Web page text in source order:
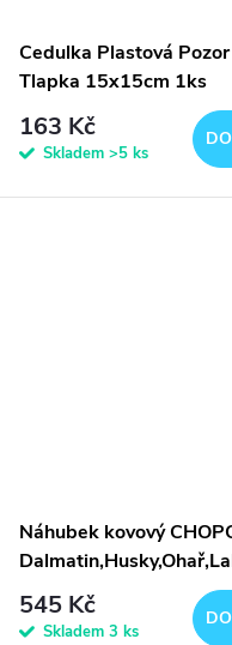
Cedulka Plastová
Tlapka 15x15cm 1ks
163 Kč
Skladem >5 ks
Náhubek kovový
P/Zn
545 Kč
Skladem 3 ks